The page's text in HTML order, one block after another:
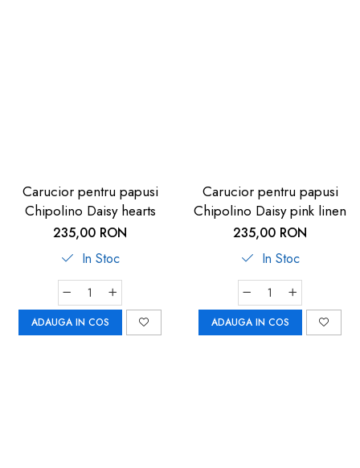
Carucior pentru papusi
Chipolino Daisy hearts
235,00 RON
In Stoc
ADAUGA IN COS
Carucior pentru papusi
Chipolino Daisy pink linen
235,00 RON
In Stoc
ADAUGA IN COS